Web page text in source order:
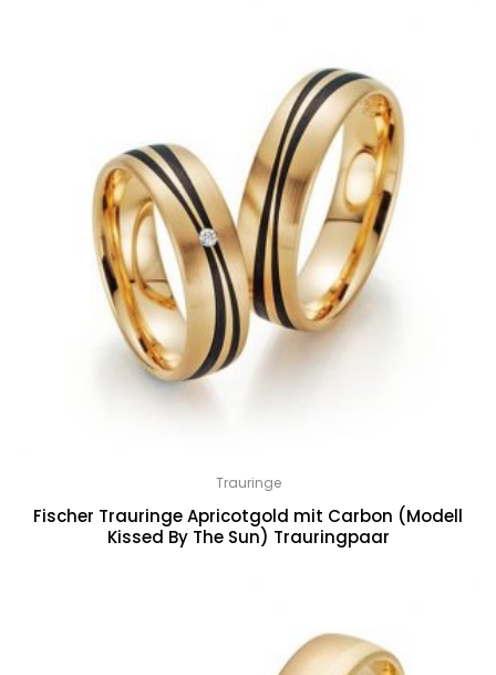
Trauringe
Fischer Trauringe Apricotgold mit Carbon (Modell
Kissed By The Sun) Trauringpaar